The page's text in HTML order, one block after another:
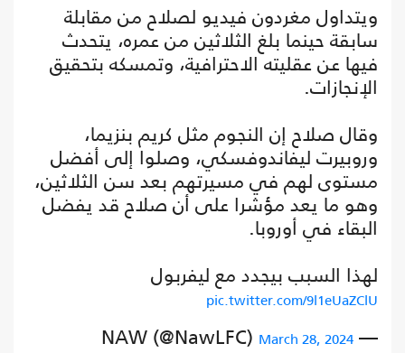
ويتداول مغردون فيديو لصلاح من مقابلة
سابقة حينما بلغ الثلاثين من عمره، يتحدث
فيها عن عقليته الاحترافية، وتمسكه بتحقيق
الإنجازات.
وقال صلاح إن النجوم مثل كريم بنزيما،
وروبيرت ليفاندوفسكي، وصلوا إلى أفضل
مستوى لهم في مسيرتهم بعد سن الثلاثين،
وهو ما يعد مؤشرا على أن صلاح قد يفضل
البقاء في أوروبا.
لهذا السبب بيجدد مع ليفربول
pic.twitter.com/9l1eUaZClU
— NAW (@NawLFC)
March 28, 2024